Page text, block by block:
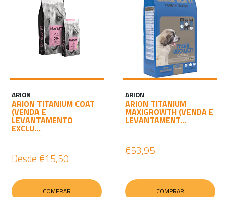
ARION
ARION TITANIUM COAT
(VENDA E
LEVANTAMENTO
EXCLU...
Desde €15,50
COMPRAR
ARION
ARION TITANIUM
MAXIGROWTH (VENDA E
LEVANTAMENT...
€53,95
COMPRAR